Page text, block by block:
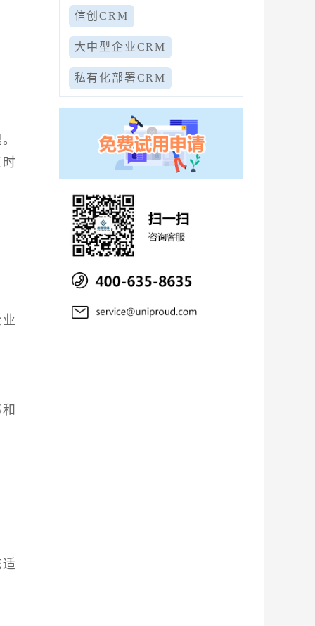
信创CRM
大中型企业CRM
私有化部署CRM